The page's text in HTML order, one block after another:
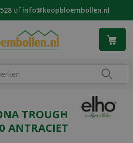
of info@koopbloembollen.nl
TROUGH
ANTRACIET